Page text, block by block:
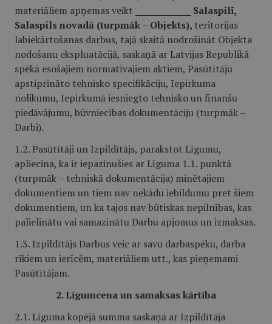
materiāliem apņemas veikt _____________ Salaspilī,
Salaspils novadā (turpmāk – Objekts), teritorijas
labiekārtošanas darbus, tajā skaitā nodrošināt Objekta
nodošanu ekspluatācijā, saskaņā ar Latvijas Republikā
spēkā esošajiem normatīvajiem aktiem, Pasūtītāju
apstiprināto tehnisko specifikāciju, Iepirkuma
nolikumu, Iepirkumā iesniegto tehnisko un finanšu
piedāvājumu, būvniecības dokumentāciju (turpmāk –
Darbi).
1.2. Pasūtītāji un Izpildītājs, parakstot Līgumu,
apliecina, ka ir iepazinušies ar Līguma 1.1. punktā
(turpmāk – tehniskā dokumentācija) minētajiem
dokumentiem un tiem nav nekādu iebildumu pret šiem
dokumentiem, un ka tajos nav būtiskas nepilnības, kas
palielinātu vai samazinātu Darbu apjomus un izmaksas.
1.3. Izpildītājs Darbus veic ar savu darbaspēku, darba
rīkiem un ierīcēm, materiāliem utt., kas pieņemami
Pasūtītājam.
2. Līgumcena un samaksas kārtība
2.1. Līguma kopējā summa saskaņā ar Izpildītāja